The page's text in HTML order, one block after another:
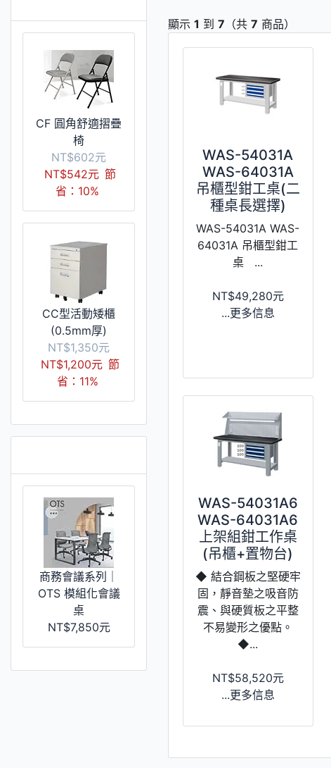
CF 圓角舒適摺疊
椅
NT$602元
NT$542元 節
省：10%
CC型活動矮櫃
(0.5mm厚)
NT$1,350元
NT$1,200元 節
省：11%
商務會議系列｜
OTS 模組化會議
桌
NT$7,850元
顯示 1 到 7 （共 7 商品）
WAS-54031A
WAS-64031A
吊櫃型鉗工桌(二
種桌長選擇)
WAS-54031A WAS-
64031A 吊櫃型鉗工
桌 ...
NT$49,280元
...更多信息
WAS-54031A6
WAS-64031A6
上架組鉗工作桌
(吊櫃+置物台)
◆ 結合鋼板之堅硬牢
固，靜音墊之吸音防
震、與硬質板之平整
不易變形之優點。
◆...
NT$58,520元
...更多信息